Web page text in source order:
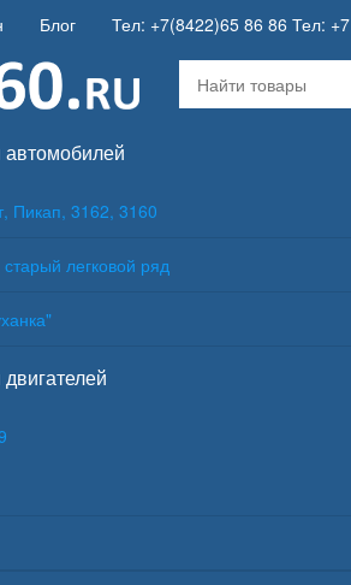
Блог Тел: +7(8422)65 86 86 Тел:
автомобилей
Пикап, 3162, 3160
легковой ряд